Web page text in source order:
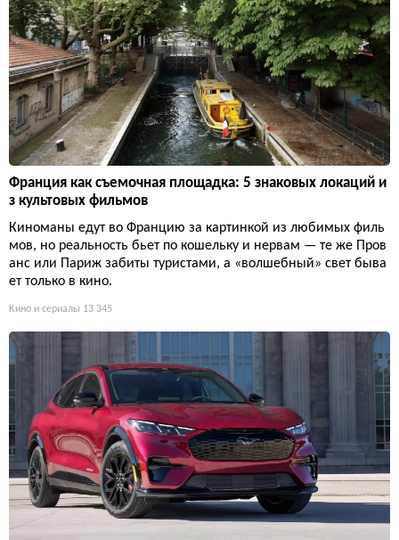
Франция как съемочная площадка: 5 знаковых локаций и
з культовых фильмов
Киноманы едут во Францию за картинкой из любимых филь
мов, но реальность бьет по кошельку и нервам — те же Пров
анс или Париж забиты туристами, а «волшебный» свет быва
ет только в кино.
Кино и сериалы 13 345